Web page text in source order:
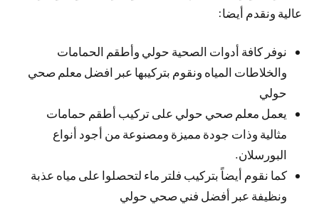
عالية ونقدم أيضا:
نوفر كافة أدوات الصحية حولي وأطقم الحمامات
والخلاطات المياه ونقوم بتركيبها عبر افضل معلم صحي
حولي
يعمل معلم صحي حولي على تركيب أطقم حمامات
مثالية وذات جودة مميزة ومصنوعة من أجود أنواع
البورسلان.
كما نقوم أيضاً بتركيب فلتر ماء لتحصلوا على مياه عذبة
ونظيفة عبر أفضل فني صحي حولي